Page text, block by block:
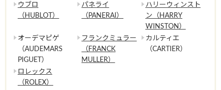
ウブロ
（HUBLOT）
パネライ
（PANERAI）
ハリーウィンスト
ン（HARRY
WINSTON）
オーデマピゲ
（AUDEMARS
PIGUET）
フランクミュラー
（FRANCK
MULLER）
カルティエ
（CARTIER）
ロレックス
（ROLEX）